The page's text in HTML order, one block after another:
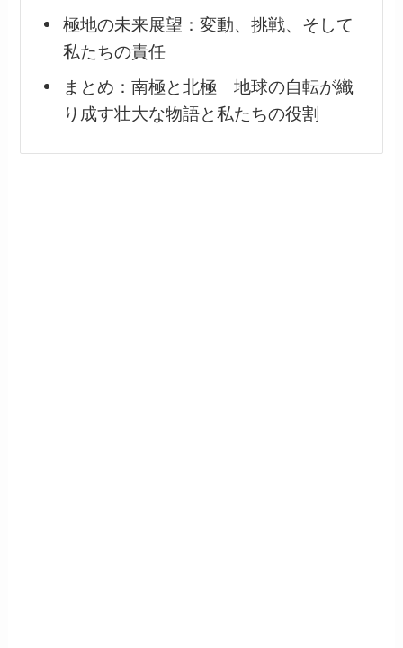
極地の未来展望：変動、挑戦、そして
私たちの責任
まとめ：南極と北極 地球の自転が織
り成す壮大な物語と私たちの役割